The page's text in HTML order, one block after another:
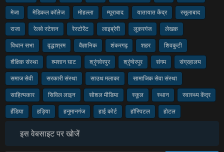
मेजा मेडिकल कॉलेज मोहल्ला म्यूराबाद यातायात केंद्र रसूलाबाद
राजा रेलवे स्टेशन रेस्टोरेंट लाइब्रेरी लूकरगंज लेखक
विधान सभा वृद्धाश्रम वैज्ञानिक शंकरगढ़ शहर शिवकुटी
शैक्षिक संस्था श्मशान घाट श्रृंगवेरपुर श्रृंग्वेरपुर संगम संग्रहालय
समाज सेवी सरकारी संस्था साउथ मलाका सामाजिक सेवा संस्था
साहित्यकार सिविल लाइन सोशल मीडिया स्कूल स्थान स्वास्थ्य केंद्र
हँडिया हड़िया हनुमानगंज हाई कोर्ट हॉस्पिटल होटल
इस वेबसाइट पर खोजें